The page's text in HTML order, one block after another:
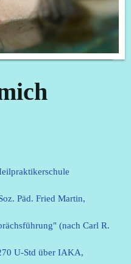
Päd. Fried Martin,
(nach Carl R.
U-Std über IAKA,